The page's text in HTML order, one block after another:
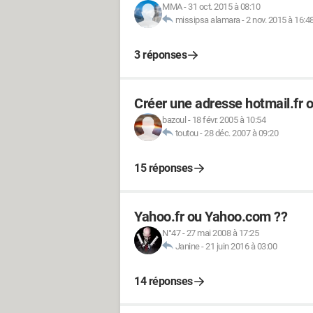
MMA- 31 oct. 2015 à 08:10
missipsa alamara -2 nov. 2015 à
3 réponses
Créer une adresse hotmail.fr
bazoul - 18 févr. 2005 à 10:54
toutou-28 déc. 2007 à 09:20
15 réponses
Yahoo.fr ou Yahoo.com ??
N°47-27 mai 2008 à 17:25
Janine-21 juin 2016 à 03:00
14 réponses